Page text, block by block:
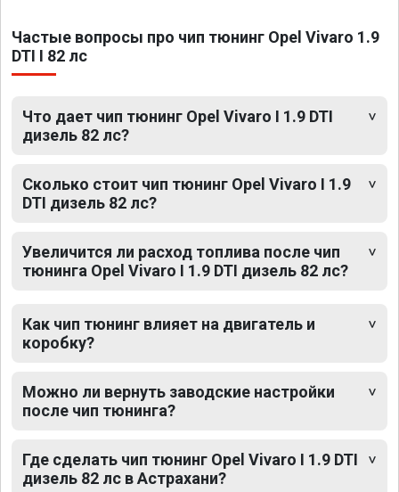
Частые вопросы про чип тюнинг Opel Vivaro 1.9
DTI I 82 лс
Что дает чип тюнинг Opel Vivaro I 1.9 DTI
дизель 82 лс?
Сколько стоит чип тюнинг Opel Vivaro I 1.9
DTI дизель 82 лс?
Увеличится ли расход топлива после чип
тюнинга Opel Vivaro I 1.9 DTI дизель 82 лс?
Как чип тюнинг влияет на двигатель и
коробку?
Можно ли вернуть заводские настройки
после чип тюнинга?
Где сделать чип тюнинг Opel Vivaro I 1.9 DTI
дизель 82 лс в Астрахани?